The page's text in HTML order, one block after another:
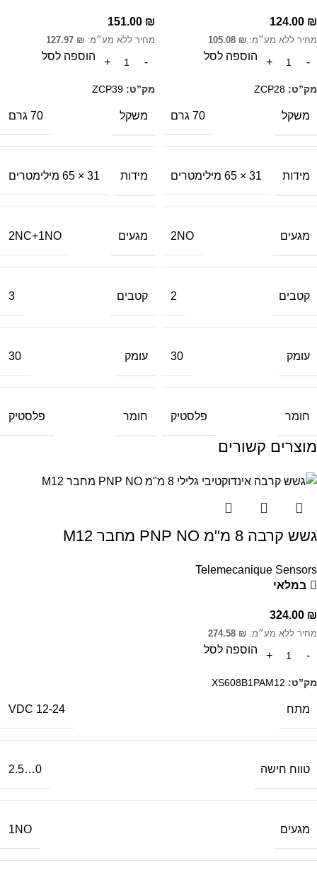
124.00 ₪
מחיר ללא מע״מ: 105.08 ₪
הוספה לסל
מק”ט: ZCP28
משקל 70 גרם
מידות 31 × 65 מילימטרים
מגעים 2NO
קטבים 2
עומק 30
חומר פלסטיק
151.00 ₪
מחיר ללא מע״מ: 127.97 ₪
הוספה לסל
מק”ט: ZCP39
משקל 70 גרם
מידות 31 × 65 מילימטרים
מגעים 2NC+1NO
קטבים 3
עומק 30
חומר פלסטיק
מוצרים קשורים
גשש קרבה 8 מ"מ PNP NO מחבר M12
Telemecanique Sensors
במלאי
324.00 ₪
מחיר ללא מע״מ: 274.58 ₪
הוספה לסל
מק”ט: XS608B1PAM12
מתח 12-24 VDC
טווח חישה 0…2.5
מגעים 1NO